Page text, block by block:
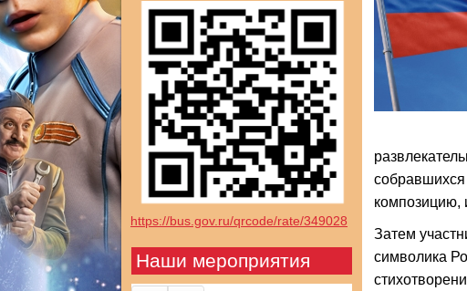
https://bus.gov.ru/qrcode/rate/349028
Наши мероприятия
собравшихся
композицию,
Затем
символика